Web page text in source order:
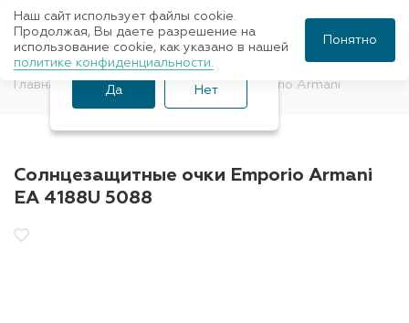
Главная Солнцезащитные очки Emporio Armani
Солнцезащитные очки Emporio Armani
EA 4188U 5088
Ваш город Санкт-
Петербург?
Да Нет
Наш сайт использует файлы cookie.
Продолжая, Вы даете разрешение на
использование cookie, как указано в нашей
политике конфиденциальности.
Понятно